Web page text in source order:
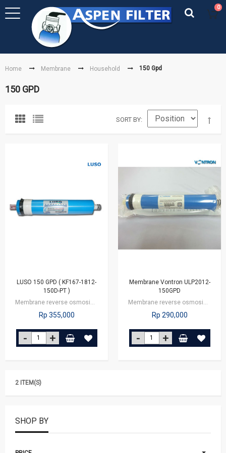
0
Home Membrane Household 150 Gpd
150 GPD
SORT BY
LUSO 150 GPD ( KF167-1812-
150D-PT )
Membrane reverse osmosis dengan kapasitas 150 gpd atau 570 liter per hari. Air…
Rp 355,000
Membrane Vontron ULP2012-
150GPD
Membrane reverse osmosis dengan kapasitas 150 gpd atau 570 liter per hari. Air…
Rp 290,000
2 ITEM(S)
SHOP BY